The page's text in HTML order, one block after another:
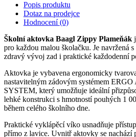
Popis produktu
Dotaz na prodejce
Hodnocení (0)
Školní aktovka Baagl Zippy Plameňák
pro každou malou školačku. Je navržená
zdravý vývoj zad i praktické každodenní
Aktovka je vybavena ergonomicky
nastavitelným zádovým systémem
SYSTEM, který umožňuje ideální
lehké konstrukci s hmotností pouhých 1
během celého školního dne.
Praktické vyklápěcí víko usnadňuje
přímo z lavice. Uvnitř aktovky se nachází